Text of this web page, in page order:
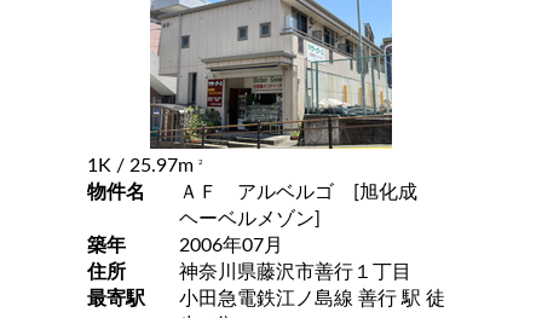
1K / 25.97m 2
物件名
ＡＦ アルベルゴ [旭化成
ヘーベルメゾン]
築年
2006年07月
住所
神奈川県藤沢市善行１丁目
最寄駅
小田急電鉄江ノ島線 善行 駅 徒